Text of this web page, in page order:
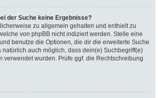
der Suche keine Ergebnisse?
zu allgemein gehalten und enthielt zu
von phpBB nicht indiziert werden. Stelle eine
benutze die Optionen, die dir die erweiterte Suche
natürlich auch möglich, dass dein(e) Suchbegriff(e)
verwendet wurden. Prüfe ggf. die Rechtschreibung